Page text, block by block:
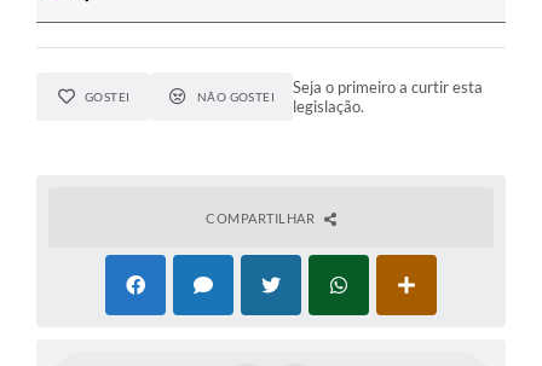
GOSTEI NÃO GOSTEI
Seja o primeiro a curtir esta
legislação.
COMPARTILHAR